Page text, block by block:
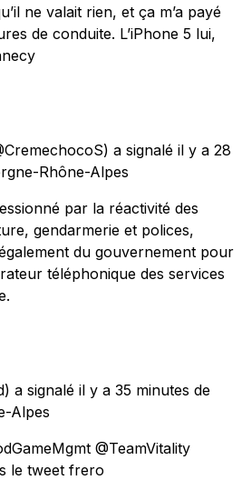
ne valait rien, et ça m’a payé
de conduite. L’iPhone 5 lui,
a signalé il y a 28
Rhône-Alpes
par la réactivité des
gendarmerie et polices,
du gouvernement pour
téléphonique des services
a signalé il y a 35 minutes de
Alpes
@TeamVitality
le tweet frero